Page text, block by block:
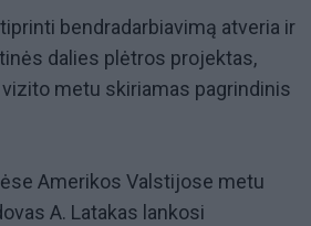
bendradarbiavimą atveria ir
dalies plėtros projektas,
metu skiriamas pagrindinis
Amerikos Valstijose metu
A. Latakas lankosi